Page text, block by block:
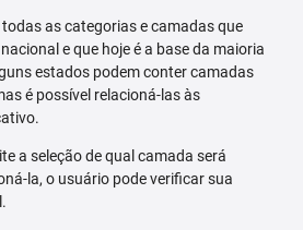
as categorias e camadas que
e que hoje é a base da maioria
estados podem conter camadas
é possível relacioná-las às
a seleção de qual camada será
la, o usuário pode verificar sua